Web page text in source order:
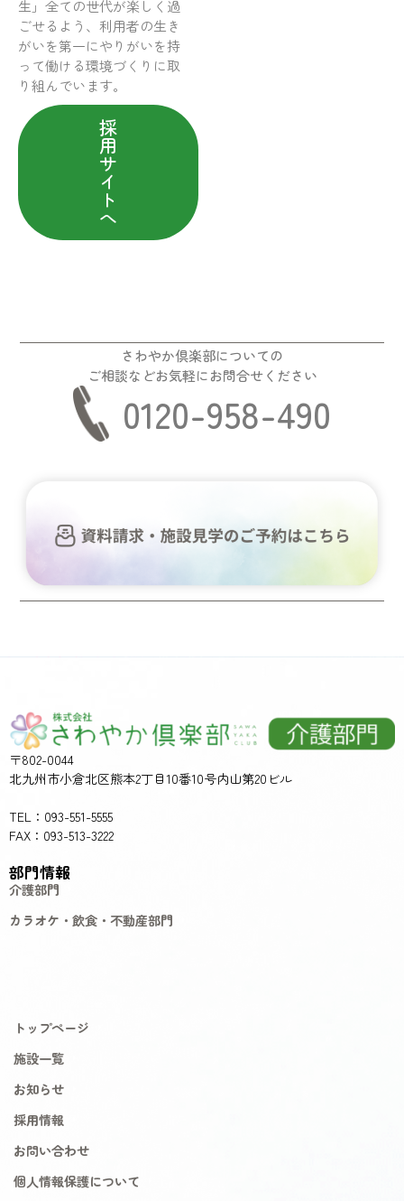
生」全ての世代が楽しく過
ごせるよう、利用者の生き
がいを第一にやりがいを持
って働ける環境づくりに取
り組んでいます。
採
用
サ
イ
ト
へ
さわやか倶楽部についての
ご相談などお気軽にお問合せください
0120-958-490
〒802-0044
北九州市小倉北区熊本2丁目10番10号内山第20ビル
TEL：093-551-5555
FAX：093-513-3222
部門情報
介護部門
カラオケ・飲食・不動産部門
トップページ
施設一覧
お知らせ
採用情報
お問い合わせ
個人情報保護について